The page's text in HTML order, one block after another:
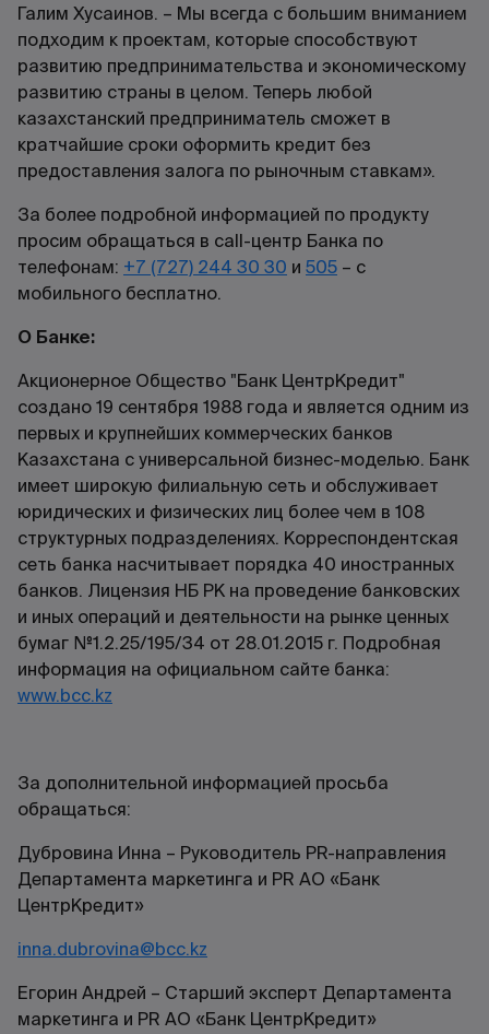
Галим Хусаинов. – Мы всегда с большим вниманием
подходим к проектам, которые способствуют
развитию предпринимательства и экономическому
развитию страны в целом. Теперь любой
казахстанский предприниматель сможет в
кратчайшие сроки оформить кредит без
предоставления залога по рыночным ставкам».
За более подробной информацией по продукту
просим обращаться в call-центр Банка по
телефонам: +7 (727) 244 30 30 и 505 – с
мобильного бесплатно.
О Банке:
Акционерное Общество "Банк ЦентрКредит"
создано 19 сентября 1988 года и является одним из
первых и крупнейших коммерческих банков
Казахстана с универсальной бизнес-моделью. Банк
имеет широкую филиальную сеть и обслуживает
юридических и физических лиц более чем в 108
структурных подразделениях. Корреспондентская
сеть банка насчитывает порядка 40 иностранных
банков. Лицензия НБ РК на проведение банковских
и иных операций и деятельности на рынке ценных
бумаг №1.2.25/195/34 от 28.01.2015 г. Подробная
информация на официальном сайте банка:
www.bcc.kz
За дополнительной информацией просьба
обращаться:
Дубровина Инна – Руководитель PR-направления
Департамента маркетинга и PR АО «Банк
ЦентрКредит»
inna.dubrovina@bcc.kz
Егорин Андрей – Старший эксперт Департамента
маркетинга и PR АО «Банк ЦентрКредит»